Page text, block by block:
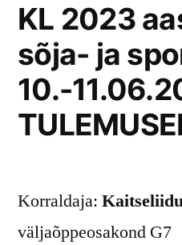
KL 2023
sõja- ja
10.-
Korraldaja:
väljaõppeosakond G7